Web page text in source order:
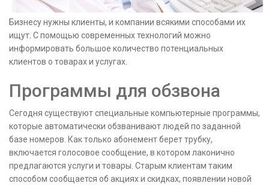
Бизнесу нужны клиенты, и компании всякими способами их
ищут. С помощью современных технологий можно
информировать большое количество потенциальных
клиентов о товарах и услугах.
Программы для обзвона
Сегодня существуют специальные компьютерные программы,
которые автоматически обзванивают людей по заданной
базе номеров. Как только абонемент берет трубку,
включается голосовое сообщение, в котором лаконично
предлагаются услуги и товары. Старым клиентам таким
способом сообщается об акциях и скидках, появлении новой